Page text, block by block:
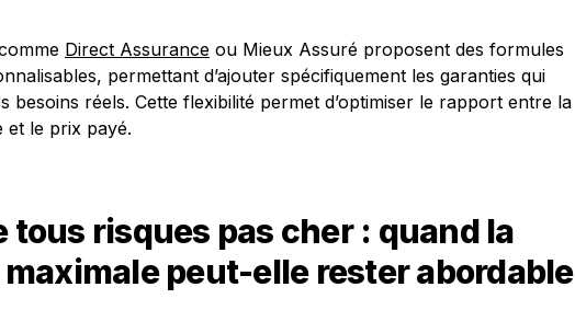
Direct Assurance ou Mieux Assuré proposent des formules
permettant d’ajouter spécifiquement les garanties qui
besoins réels. Cette flexibilité permet d’optimiser le rapport entre la
le prix payé.
tous risques pas cher : quand la
peut-elle rester abordable